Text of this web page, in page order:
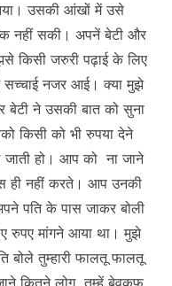
उसकी आंखों में उसे
नहीं सकी। अपनें बेटी और
किसी जरुरी पढ़ाई के लिए
नजर आई। क्या मुझे
ने उसकी बात को सुना
किसी को भी रुपया देने
हो। आप को ना जाने
ही नहीं करते। आप उनकी
पति के पास जाकर बोली
रुपए मांगने आया था। मुझे
बोले तुम्हारी फालतू फालतू